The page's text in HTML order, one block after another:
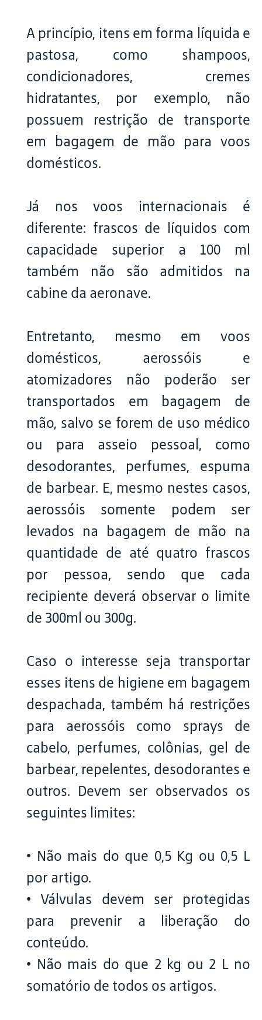
A princípio, itens em forma líquida e
pastosa, como shampoos,
condicionadores, cremes
hidratantes, por exemplo, não
possuem restrição de transporte
em bagagem de mão para voos
domésticos.
Já nos voos internacionais é
diferente: frascos de líquidos com
capacidade superior a 100 ml
também não são admitidos na
cabine da aeronave.
Entretanto, mesmo em voos
domésticos, aerossóis e
atomizadores não poderão ser
transportados em bagagem de
mão, salvo se forem de uso médico
ou para asseio pessoal, como
desodorantes, perfumes, espuma
de barbear. E, mesmo nestes casos,
aerossóis somente podem ser
levados na bagagem de mão na
quantidade de até quatro frascos
por pessoa, sendo que cada
recipiente deverá observar o limite
de 300ml ou 300g.
Caso o interesse seja transportar
esses itens de higiene em bagagem
despachada, também há restrições
para aerossóis como sprays de
cabelo, perfumes, colônias, gel de
barbear, repelentes, desodorantes e
outros. Devem ser observados os
seguintes limites:
• Não mais do que 0,5 Kg ou 0,5 L
por artigo.
• Válvulas devem ser protegidas
para prevenir a liberação do
conteúdo.
• Não mais do que 2 kg ou 2 L no
somatório de todos os artigos.